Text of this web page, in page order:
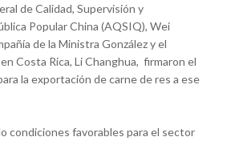
de Calidad, Supervisión y
Popular China (AQSIQ), Wei
de la Ministra González y el
Costa Rica, Li Changhua, firmaron el
la exportación de carne de res a ese
condiciones favorables para el sector